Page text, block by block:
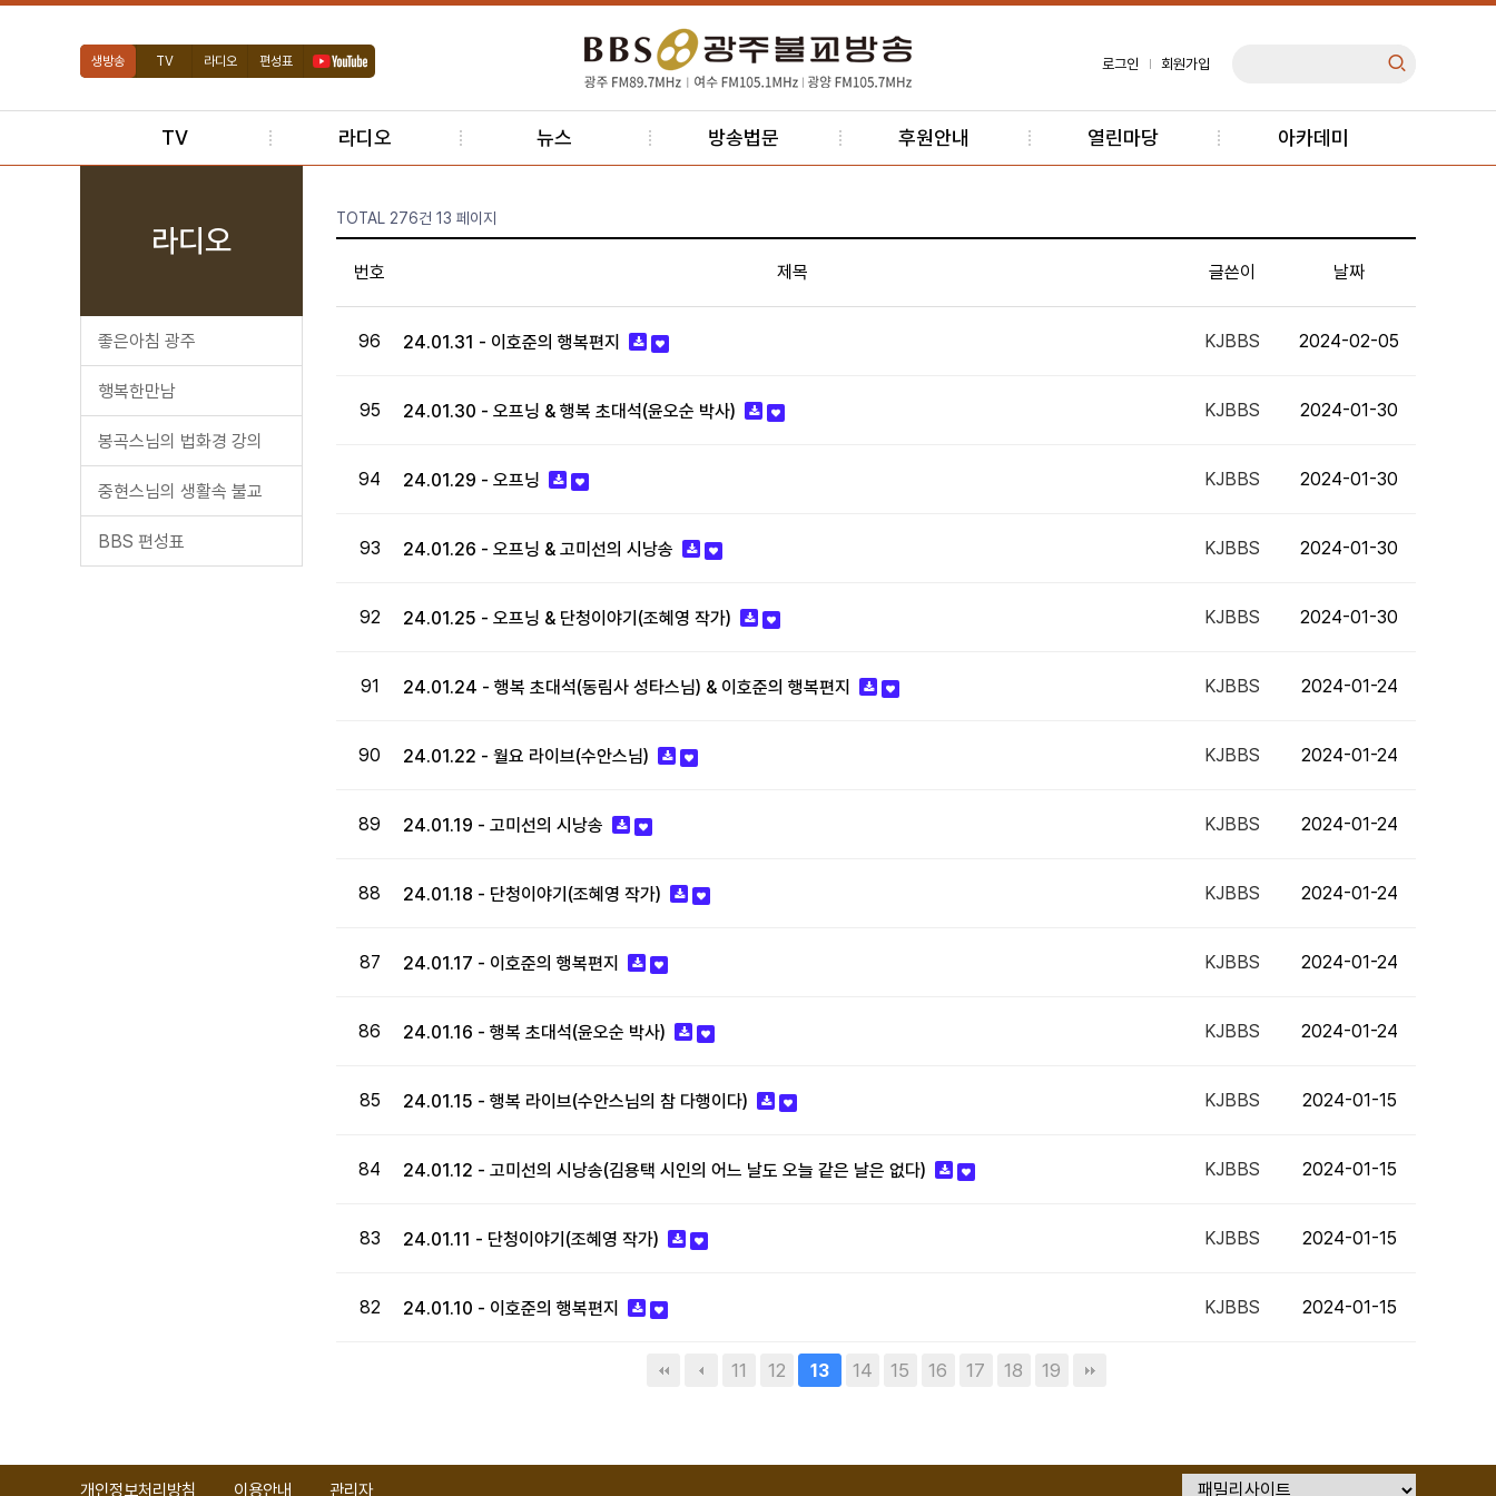
생방송 TV 라디오 편성표 로그인 회원가입
TV 라디오 뉴스 방송법문 후원안내 열린마당 아카데미
라디오
좋은아침 광주
행복한만남
봉곡스님의 법화경 강의
중현스님의 생활속 불교
BBS 편성표
TOTAL 276건 13 페이지
번호 제목 글쓴이 날짜
96 24.01.31 - 이호준의 행복편지 KJBBS 2024-02-05
95 24.01.30 - 오프닝 & 행복 초대석(윤오순 박사) KJBBS 2024-01-30
94 24.01.29 - 오프닝 KJBBS 2024-01-30
93 24.01.26 - 오프닝 & 고미선의 시낭송 KJBBS 2024-01-30
92 24.01.25 - 오프닝 & 단청이야기(조혜영 작가) KJBBS 2024-01-30
91 24.01.24 - 행복 초대석(동림사 성타스님) & 이호준의 행복편지 KJBBS 2024-01-24
90 24.01.22 - 월요 라이브(수안스님) KJBBS 2024-01-24
89 24.01.19 - 고미선의 시낭송 KJBBS 2024-01-24
88 24.01.18 - 단청이야기(조혜영 작가) KJBBS 2024-01-24
87 24.01.17 - 이호준의 행복편지 KJBBS 2024-01-24
86 24.01.16 - 행복 초대석(윤오순 박사) KJBBS 2024-01-24
85 24.01.15 - 행복 라이브(수안스님의 참 다행이다) KJBBS 2024-01-15
84 24.01.12 - 고미선의 시낭송(김용택 시인의 어느 날도 오늘 같은 날은 없다) KJBBS 2024-01-15
83 24.01.11 - 단청이야기(조혜영 작가) KJBBS 2024-01-15
82 24.01.10 - 이호준의 행복편지 KJBBS 2024-01-15
11 12 13 14 15 16 17 18 19
개인정보처리방침 이용안내 관리자